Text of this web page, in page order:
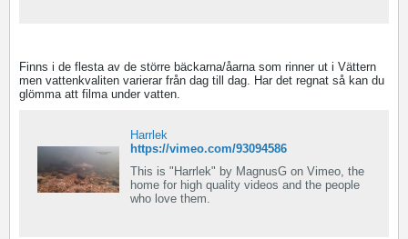
Finns i de flesta av de större bäckarna/åarna som rinner ut i Vättern
men vattenkvaliten varierar från dag till dag. Har det regnat så kan du
glömma att filma under vatten.
Harrlek
https://vimeo.com/93094586
This is "Harrlek" by MagnusG on Vimeo, the
home for high quality videos and the people
who love them.